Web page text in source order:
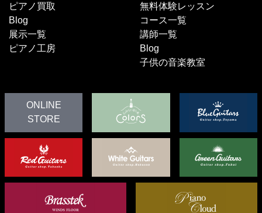
ピアノ買取
Blog
展示一覧
ピアノ工房
無料体験レッスン
コース一覧
講師一覧
Blog
子供の音楽教室
ONLINE
STORE